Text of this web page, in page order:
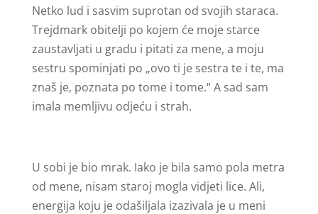
Netko lud i sasvim suprotan od svojih staraca.
Trejdmark obitelji po kojem će moje starce
zaustavljati u gradu i pitati za mene, a moju
sestru spominjati po „ovo ti je sestra te i te, ma
znaš je, poznata po tome i tome.“ A sad sam
imala memljivu odjeću i strah.
U sobi je bio mrak. Iako je bila samo pola metra
od mene, nisam staroj mogla vidjeti lice. Ali,
energija koju je odašiljala izazivala je u meni